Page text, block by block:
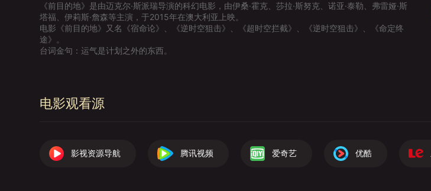
《前目的地》是由迈克尔·斯派瑞导演的科幻电影，由伊桑·霍克、莎拉·斯努克、诺亚·泰勒、弗雷娅·斯
塔福、伊莉斯·詹森等主演，于2015年在澳大利亚上映。
电影《前目的地》又名《宿命论》、《逆时空狙击》、《超时空拦截》、《逆时空狙击》、《命定终
途》。
台词金句：运气是计划之外的东西。
电影观看源
影视资源导航 腾讯视频 爱奇艺 优酷